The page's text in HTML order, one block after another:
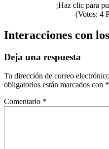
¡Haz clic para
(Votos: 4
Interacciones con
Deja una respuesta
Tu dirección de correo
obligatorios están marcados con *
Comentario *